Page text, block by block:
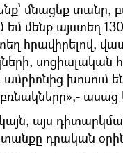
մնացեք տանը,
եմ մենք այստեղ
հրավիրելով,
սոցիալական
խոսում
ասաց
այս
դրական